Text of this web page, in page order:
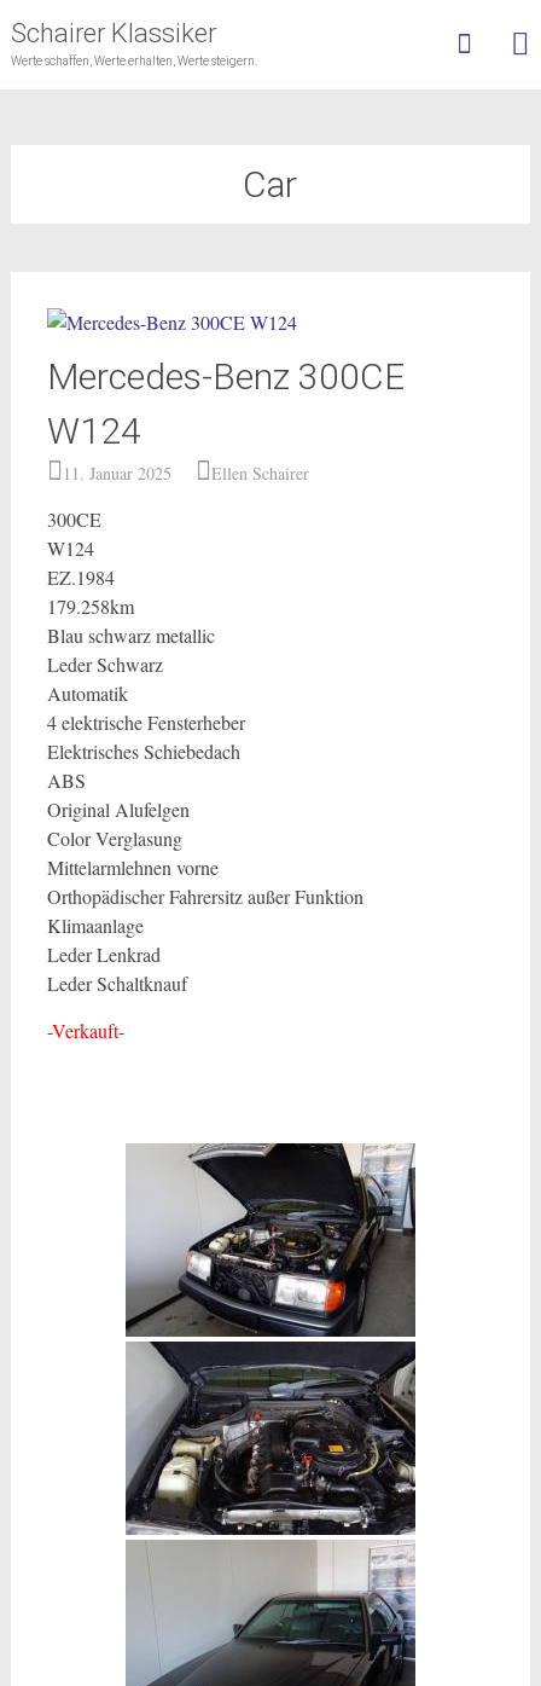
Schairer Klassiker
Werte schaffen, Werte erhalten, Werte steigern.
Car
Mercedes-Benz 300CE
W124
11. Januar 2025 Ellen Schairer
300CE
W124
EZ.1984
179.258km
Blau schwarz metallic
Leder Schwarz
Automatik
4 elektrische Fensterheber
Elektrisches Schiebedach
ABS
Original Alufelgen
Color Verglasung
Mittelarmlehnen vorne
Orthopädischer Fahrersitz außer Funktion
Klimaanlage
Leder Lenkrad
Leder Schaltknauf
-Verkauft-